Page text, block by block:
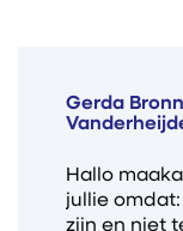
Gerda
Hallo
jullie
zijn en niet